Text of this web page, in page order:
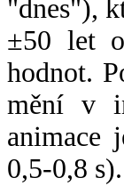
"dnes"),
±50 let
hodnot.
mění v
animace
0,5-0,8 s).